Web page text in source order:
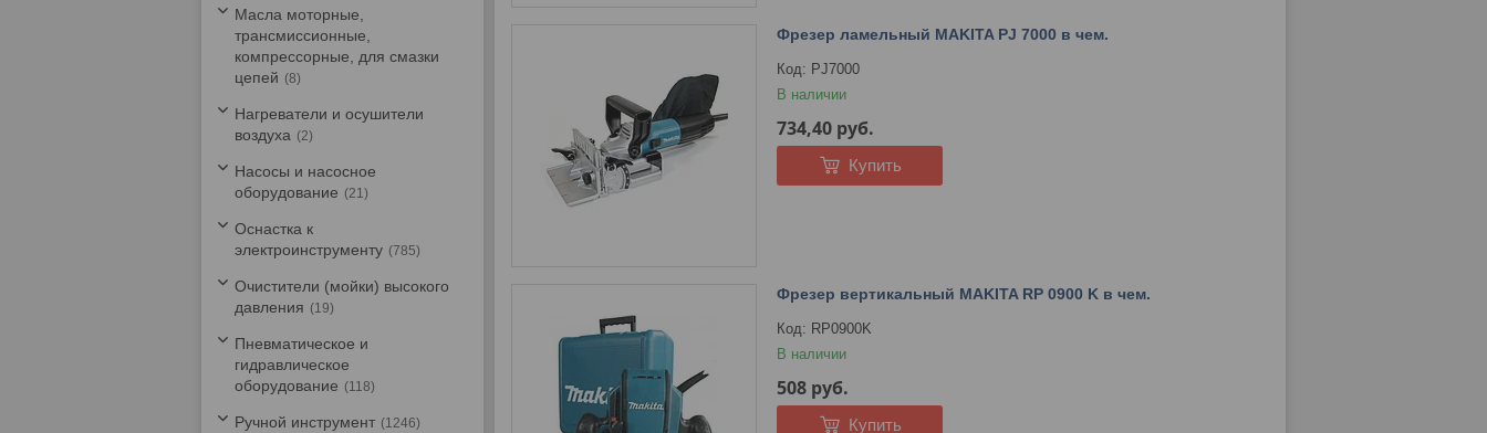
Фрезер ламельный MAKITA PJ 7000 в чем.
PJ7000
В наличии
734,40 руб.
Купить
Фрезер вертикальный MAKITA RP 0900 K в чем.
RP0900K
В наличии
508 руб.
Купить
Масла моторные,
трансмиссионные,
компрессорные, для смазки
цепей
8
Нагреватели и осушители
воздуха
2
Насосы и насосное
оборудование
21
Оснастка к
электроинструменту
785
Очистители (мойки) высокого
давления
19
Пневматическое и
гидравлическое
оборудование
118
Ручной инструмент 1246